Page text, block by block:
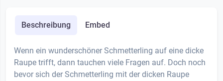
Beschreibung Embed
Wenn ein wunderschöner Schmetterling auf eine dicke
Raupe trifft, dann tauchen viele Fragen auf. Doch noch
bevor sich der Schmetterling mit der dicken Raupe